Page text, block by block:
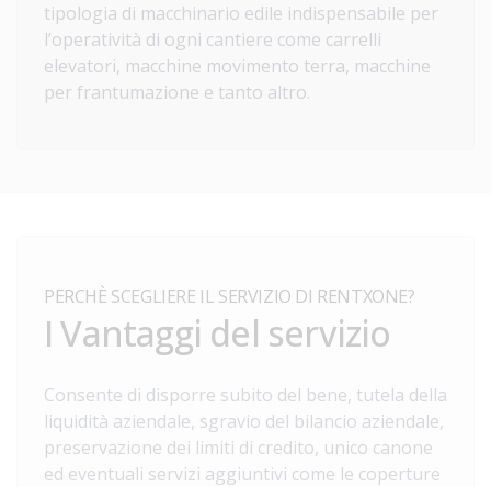
tipologia di macchinario edile indispensabile per
l’operatività di ogni cantiere come carrelli
elevatori, macchine movimento terra, macchine
per frantumazione e tanto altro.
PERCHÈ SCEGLIERE IL SERVIZIO DI RENTXONE?
I Vantaggi del servizio
Consente di disporre subito del bene, tutela della
liquidità aziendale, sgravio del bilancio aziendale,
preservazione dei limiti di credito, unico canone
ed eventuali servizi aggiuntivi come le coperture